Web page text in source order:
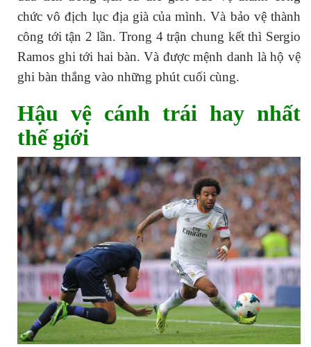
chức vô địch lục địa già của mình. Và bảo vệ thành
công tới tận 2 lần. Trong 4 trận chung kết thì Sergio
Ramos ghi tới hai bàn. Và được mệnh danh là hộ vệ
ghi bàn thắng vào những phút cuối cùng.
Hậu vệ cánh trái hay nhất
thế giới